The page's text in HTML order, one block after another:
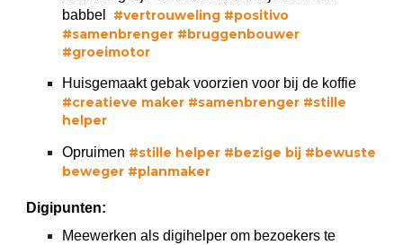
babbel
#vertrouweling #positivo
#samenbrenger #bruggenbouwer
#groeimotor
Huisgemaakt gebak voorzien voor bij de koffie
#creatieve maker #samenbrenger #stille
helper
Opruimen #stille helper #bezige bij #bewuste
beweger #planmaker
Digipunten:
Meewerken als digihelper om bezoekers te